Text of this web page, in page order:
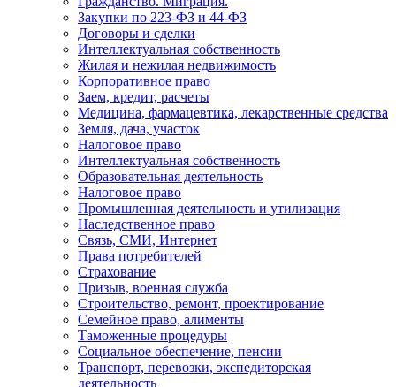
Закупки по 223-ФЗ и 44-ФЗ
Договоры и сделки
Интеллектуальная собственность
Жилая и нежилая недвижимость
Корпоративное право
Заем, кредит, расчеты
Медицина, фармацевтика, лекарственные средства
Земля, дача, участок
Налоговое право
Интеллектуальная собственность
Образовательная деятельность
Налоговое право
Промышленная деятельность и утилизация
Наследственное право
Связь, СМИ, Интернет
Права потребителей
Страхование
Призыв, военная служба
Строительство, ремонт, проектирование
Семейное право, алименты
Таможенные процедуры
Социальное обеспечение, пенсии
Транспорт, перевозки, экспедиторская
деятельность